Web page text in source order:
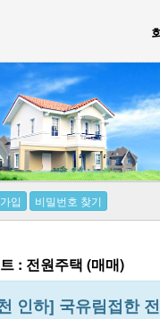
입 비밀번호 찾기
: 전원주택 (매매)
인하] 국유림접한